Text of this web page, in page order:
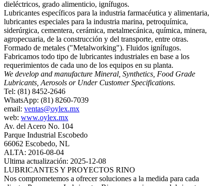
dieléctricos, grado alimenticio, ignífugos.
Lubricantes específicos para la industria farmacéutica y alimentaria,
lubricantes especiales para la industria marina, petroquímica,
siderúrgica, cementera, cerámica, metalmecánica, química, minera,
agropecuaria, de la construcción y del transporte, entre otras.
Formado de metales ("Metalworking"). Fluidos ignífugos.
Fabricamos todo tipo de lubricantes industriales en base a los
requerimientos de cada uno de los equipos en su planta.
We develop and manufacture Mineral, Synthetics, Food Grade
Lubricants, Aerosols or Under Customer Specifications.
Tel: (81) 8452-2646
WhatsApp: (81) 8260-7039
email: ventas@oylex.mx
web: www.oylex.mx
Av. del Acero No. 104
Parque Industrial Escobedo
66062 Escobedo, NL
ALTA: 2016-08-04
Ultima actualización: 2025-12-08
LUBRICANTES Y PROYECTOS RINO
Nos comprometemos a ofrecer soluciones a la medida para cada